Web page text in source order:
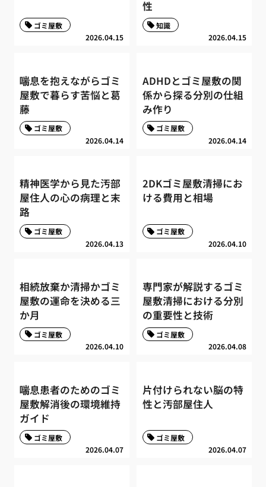
2026.04.15
ゴミ屋敷
性
2026.04.15
知識
喘息を抱えながらゴミ
屋敷で暮らす苦悩と葛
藤
2026.04.14
ゴミ屋敷
ADHDとゴミ屋敷の関
係から探る分別の仕組
み作り
2026.04.14
ゴミ屋敷
精神医学から見た汚部
屋住人の心の病理と末
路
2026.04.13
ゴミ屋敷
2DKゴミ屋敷清掃にお
ける費用と相場
2026.04.10
ゴミ屋敷
相続放棄か清掃かゴミ
屋敷の運命を決める三
か月
2026.04.10
ゴミ屋敷
専門家が解説するゴミ
屋敷清掃における分別
の重要性と技術
2026.04.08
ゴミ屋敷
喘息患者のためのゴミ
屋敷解消後の環境維持
ガイド
2026.04.07
ゴミ屋敷
片付けられない脳の特
性と汚部屋住人
2026.04.07
ゴミ屋敷